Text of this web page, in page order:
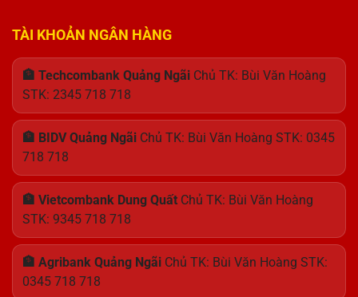
TÀI KHOẢN NGÂN HÀNG
🏦 Techcombank Quảng Ngãi Chủ TK: Bùi Văn Hoàng
STK: 2345 718 718
🏦 BIDV Quảng Ngãi Chủ TK: Bùi Văn Hoàng STK: 0345
718 718
🏦 Vietcombank Dung Quất Chủ TK: Bùi Văn Hoàng
STK: 9345 718 718
🏦 Agribank Quảng Ngãi Chủ TK: Bùi Văn Hoàng STK:
0345 718 718